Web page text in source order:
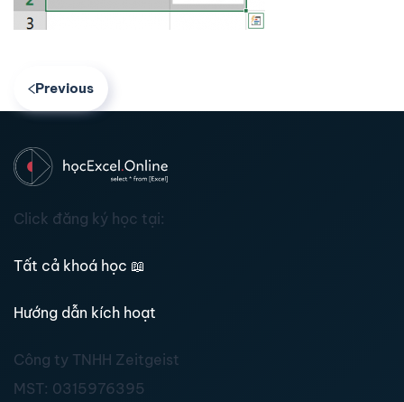
Previous
Click đăng ký học tại:
Tất cả khoá học 📖
Hướng dẫn kích hoạt
Công ty TNHH Zeitgeist
MST: 0315976395